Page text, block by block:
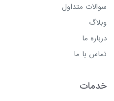
سوالات متداول
وبلاگ
درباره ما
تماس با ما
خدمات